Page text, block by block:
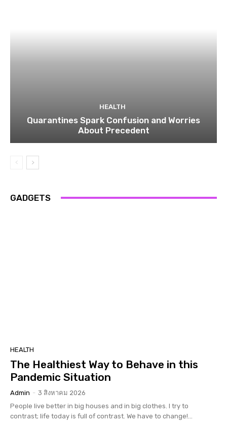
HEALTH
Quarantines Spark Confusion and Worries
About Precedent
GADGETS
HEALTH
The Healthiest Way to Behave in this
Pandemic Situation
Admin - 3 สิงหาคม 2026
People live better in big houses and in big clothes. I try to
contrast; life today is full of contrast. We have to change!...